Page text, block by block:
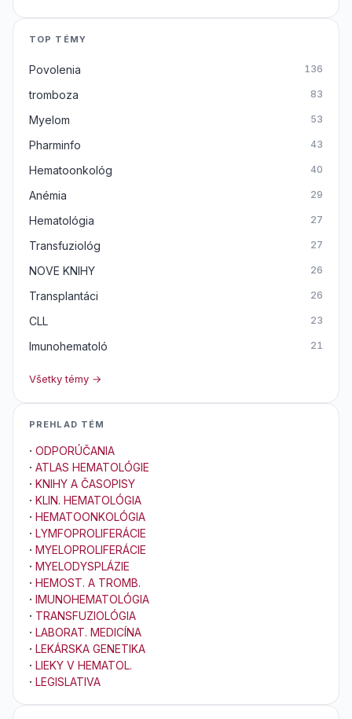
TOP TÉMY
Povolenia 136
tromboza 83
Myelom 53
Pharminfo 43
Hematoonkológ 40
Anémia 29
Hematológia 27
Transfuziológ 27
NOVE KNIHY 26
Transplantáci 26
CLL 23
Imunohematoló 21
Všetky témy →
PREHLAD TÉM
· ODPORÚČANIA
· ATLAS HEMATOLÓGIE
· KNIHY A ČASOPISY
· KLIN. HEMATOLÓGIA
· HEMATOONKOLÓGIA
· LYMFOPROLIFERÁCIE
· MYELOPROLIFERÁCIE
· MYELODYSPLÁZIE
· HEMOST. A TROMB.
· IMUNOHEMATOLÓGIA
· TRANSFUZIOLÓGIA
· LABORAT. MEDICÍNA
· LEKÁRSKA GENETIKA
· LIEKY V HEMATOL.
· LEGISLATIVA